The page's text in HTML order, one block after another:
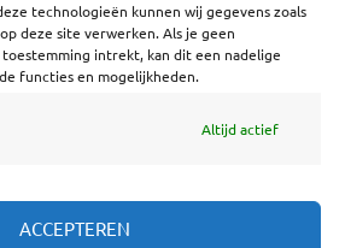
technologieën kunnen wij gegevens zoals
deze site verwerken. Als je geen
intrekt, kan dit een nadelige
functies en mogelijkheden.
Altijd actief
ACCEPTEREN
Persbureau U.A. | Salzburg 29 |
| KvK: 55573592 |Btw: